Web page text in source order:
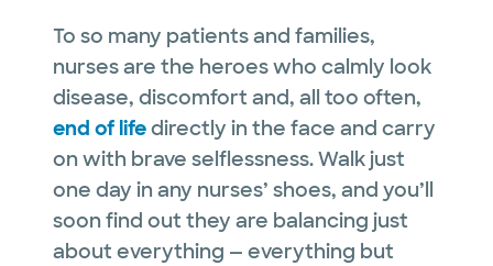
To so many patients and families,
nurses are the heroes who calmly look
disease, discomfort and, all too often,
end of lifedirectly in the face and carry
on with brave selflessness. Walk just
one day in any nurses’ shoes, and you’ll
soon find out they are balancing just
about everything — everything but